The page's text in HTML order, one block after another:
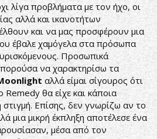
λίγα προβλήματα με τον ήχο, οι
αλλά και ικανοτήτων
και να μας προσφέρουν μια
έβαλε χαμόγελα στα πρόσωπα
Προσωπικά
να χαρακτηρίσω τα
αλλά είμαι σίγουρος ότι
θα είχε και κάποια
Επίσης, δεν γνωρίζω αν το
μια μικρή έκπληξη αποτέλεσε ένα
μέσα από τον